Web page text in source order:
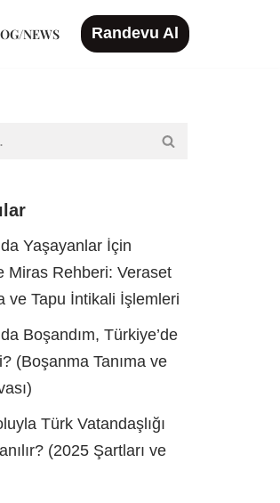
NEWS Randevu Al
Yaşayanlar İçin
Miras Rehberi: Veraset
ve Tapu İntikali İşlemleri
Boşandım, Türkiye’de
(Boşanma Tanıma ve
Türk Vatandaşlığı
(2025 Şartları ve